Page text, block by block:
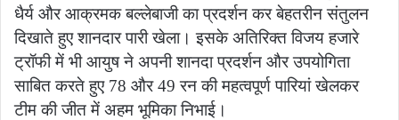
धैर्य और आक्रमक बल्लेबाजी का प्रदर्शन कर बेहतरीन संतुलन
दिखाते हुए शानदार पारी खेला। इसके अतिरिक्त विजय हजारे
ट्रॉफी में भी आयुष ने अपनी शानदा प्रदर्शन और उपयोगिता
साबित करते हुए 78 और 49 रन की महत्वपूर्ण पारियां खेलकर
टीम की जीत में अहम भूमिका निभाई।